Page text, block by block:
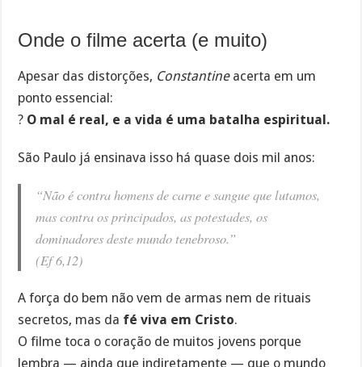
Onde o filme acerta (e muito)
Apesar das distorções, Constantineacerta em um
ponto essencial:
? O mal é real, e a vida é uma batalha espiritual.
São Paulo já ensinava isso há quase dois mil anos:
“Não é contra homens de carne e sangue que lutamos,
mas contra os principados, as potestades, os
dominadores deste mundo tenebroso.”
(Ef 6,12)
A força do bem não vem de armas nem de rituais
secretos, mas da fé viva em Cristo.
O filme toca o coração de muitos jovens porque
lembra — ainda que indiretamente — que o mundo